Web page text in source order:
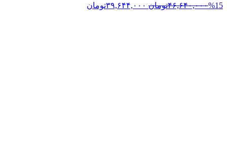
%15۴۶,۶۴۰,۰۰۰تومان ۳۹,۶۴۴,۰۰۰تومان